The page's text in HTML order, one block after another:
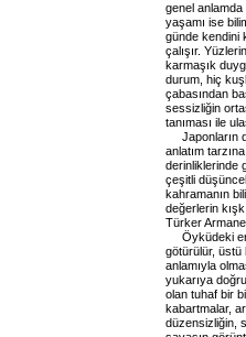
genel anlamda
yaşamı ise
günde kendini
çalışır.
karmaşık
durum, hiç
çabasından
sessizliğin
tanıması ile
Japonların
anlatım
derinliklerinde
çeşitli
kahramanın
değerlerin
Türker
Öyküdeki
götürülür, üstü
anlamıyla
yukarıya
olan tuhaf bir
kabartmalar,
düzensizliğin,